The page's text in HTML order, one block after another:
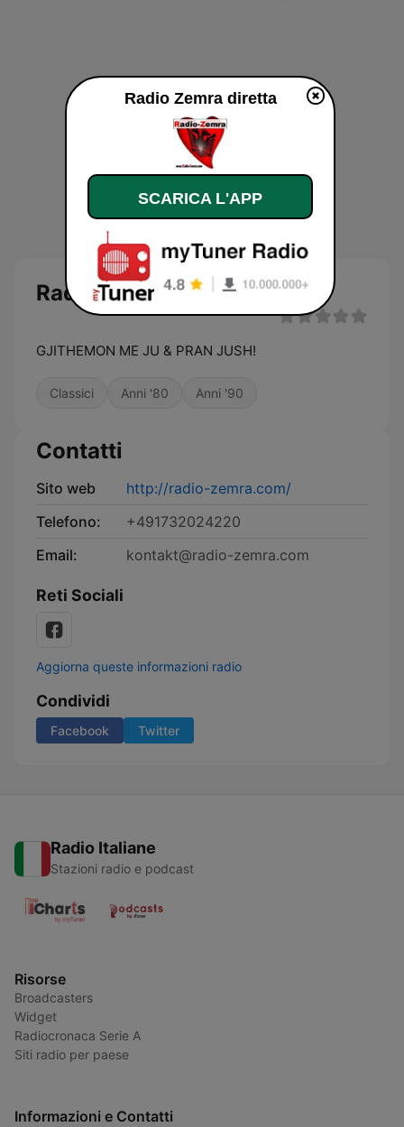
Radio Zemra
GJITHEMON ME JU & PRAN JUSH!
Classici Anni '80 Anni '90
Contatti
Sito web
http://radio-zemra.com/
Telefono:
+491732024220
Email:
kontakt@radio-zemra.com
Reti Sociali
Aggiorna queste informazioni radio
Condividi
Facebook Twitter
Radio Italiane
Stazioni radio e podcast
Risorse
Broadcasters
Widget
Radiocronaca Serie A
Siti radio per paese
Informazioni e Contatti
Radio Zemra diretta
SCARICA L'APP